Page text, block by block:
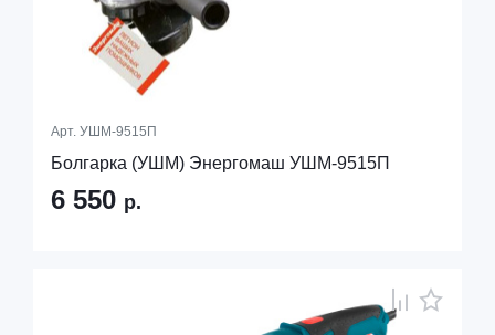
Арт. УШМ-9515П
Болгарка (УШМ) Энергомаш УШМ-9515П
6 550 р.